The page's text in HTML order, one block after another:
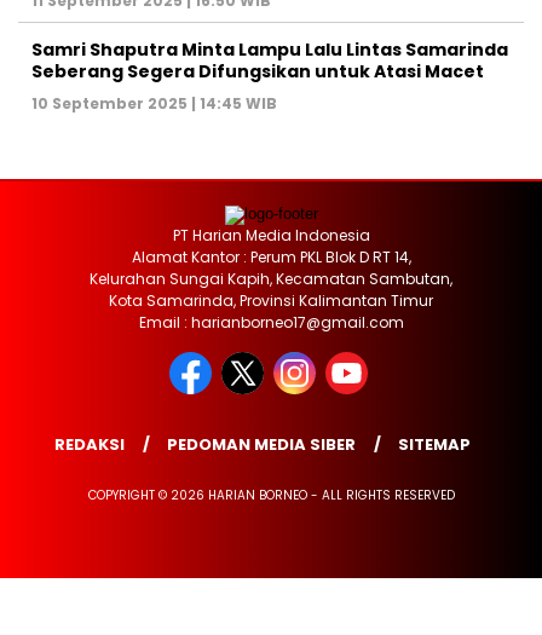
Samri Shaputra Minta Lampu Lalu Lintas Samarinda
Seberang Segera Difungsikan untuk Atasi Macet
10 September 2025 | 14:45 WIB
PT Harian Media Indonesia
Alamat Kantor : Perum PKL Blok D RT 14,
Kelurahan Sungai Kapih, Kecamatan Sambutan,
Kota Samarinda, Provinsi Kalimantan Timur
Email : harianborneo17@gmail.com
REDAKSI PEDOMAN MEDIA SIBER SITEMAP
COPYRIGHT © 2026 HARIAN BORNEO - ALL RIGHTS RESERVED